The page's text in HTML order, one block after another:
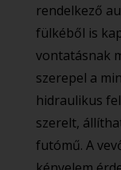
rendelkező
fülkéből is
vontatásnak
szerepel a
hidraulikus
szerelt,
futómű. A